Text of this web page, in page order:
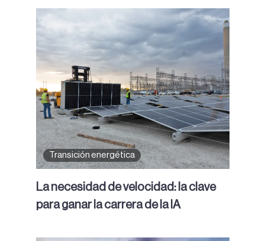
Transición energética
La necesidad de velocidad: la clave
para ganar la carrera de la IA